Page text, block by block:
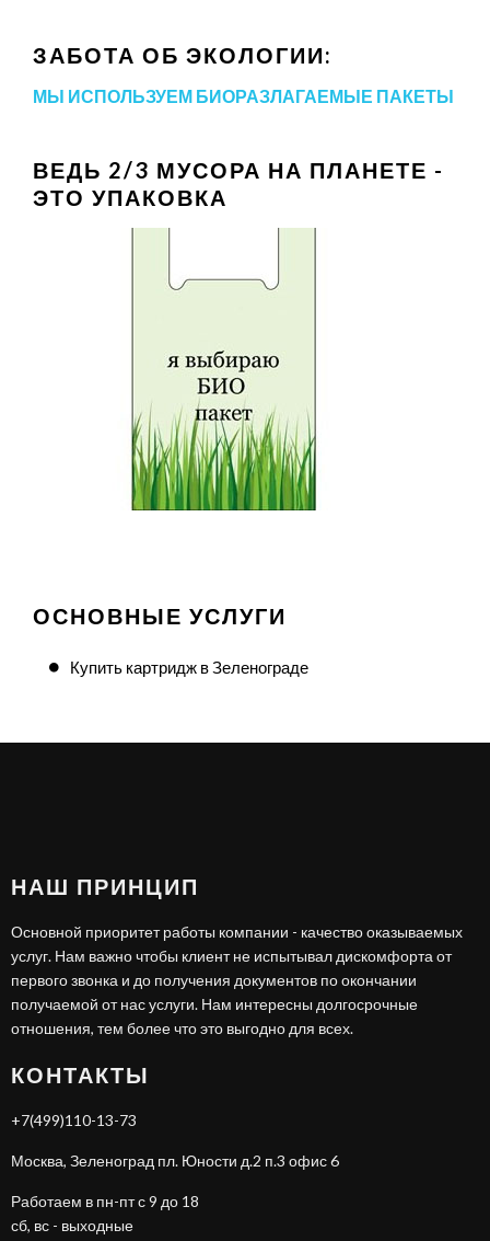
ЗАБОТА ОБ ЭКОЛОГИИ:
МЫ ИСПОЛЬЗУЕМ БИОРАЗЛАГАЕМЫЕ ПАКЕТЫ
ВЕДЬ 2/3 МУСОРА НА ПЛАНЕТЕ -
ЭТО УПАКОВКА
ОСНОВНЫЕ УСЛУГИ
Купить картридж в Зеленограде
НАШ ПРИНЦИП
Основной приоритет работы компании - качество оказываемых
услуг. Нам важно чтобы клиент не испытывал дискомфорта от
первого звонка и до получения документов по окончании
получаемой от нас услуги. Нам интересны долгосрочные
отношения, тем более что это выгодно для всех.
КОНТАКТЫ
+7(499)110-13-73
Москва, Зеленоград пл. Юности д.2 п.3 офис 6
Работаем в пн-пт с 9 до 18
сб, вс - выходные